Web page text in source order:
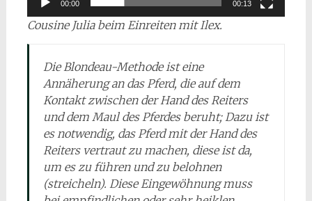
00:00 00:13
Cousine Julia beim Einreiten mit Ilex.
Die Blondeau-Methode ist eine
Annäherung an das Pferd, die auf dem
Kontakt zwischen der Hand des Reiters
und dem Maul des Pferdes beruht; Dazu ist
es notwendig, das Pferd mit der Hand des
Reiters vertraut zu machen, diese ist da,
um es zu führen und zu belohnen
(streicheln). Diese Eingewöhnung muss